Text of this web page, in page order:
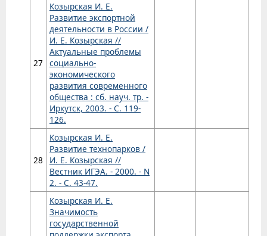
27
Козырская И. Е.
Развитие экспортной
деятельности в России /
И. Е. Козырская //
Актуальные проблемы
социально-
экономического
развития современного
общества : сб. науч. тр. -
Иркутск, 2003. - С. 119-
126.
28
Козырская И. Е.
Развитие технопарков /
И. Е. Козырская //
Вестник ИГЭА. - 2000. - N
2. - С. 43-47.
Козырская И. Е.
Значимость
государственной